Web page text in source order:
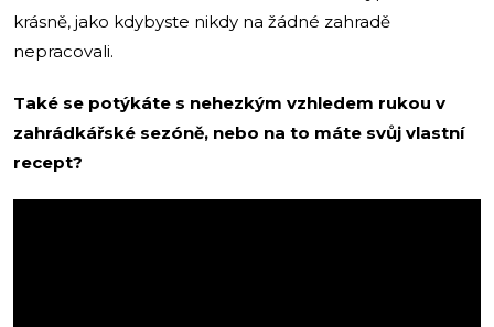
krásně, jako kdybyste nikdy na žádné zahradě
nepracovali.
Také se potýkáte s nehezkým vzhledem rukou v
zahrádkářské sezóně, nebo na to máte svůj vlastní
recept?